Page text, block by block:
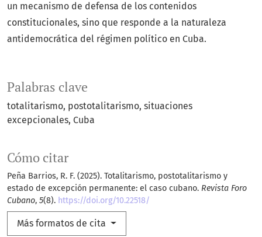
Palabras clave
totalitarismo postotalitarismo situaciones
excepcionales Cuba
Cómo citar
Peña Barrios, R. F. (2025). Totalitarismo, postotalitarismo y
estado de excepción permanente: el caso cubano. Revista Foro
Cubano, 5(8). https://doi.org/10.22518/
Más formatos de cita
un mecanismo de defensa de los contenidos
constitucionales, sino que responde a la naturaleza
antidemocrática del régimen político en Cuba.